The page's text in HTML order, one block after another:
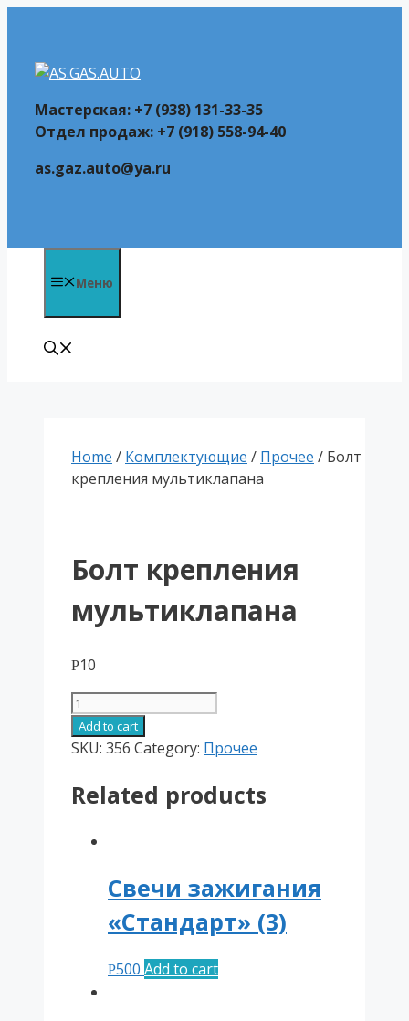
содержимому
Мастерская: +7 (938) 131-33-35
Отдел продаж: +7 (918) 558-94-40
as.gaz.auto@ya.ru
Меню
Home / Комплектующие / Прочее / Болт
крепления мультиклапана
Болт крепления
мультиклапана
Р10
Болт
крепления
мультиклапана
Add to cart
SKU: 356 Category: Прочее
Related products
Свечи зажигания
«Стандарт» (3)
Р500 Add to cart